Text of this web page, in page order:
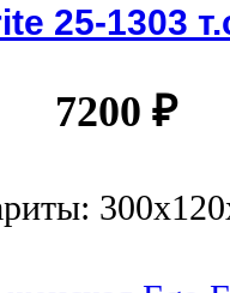
25-1303
7200 ₽